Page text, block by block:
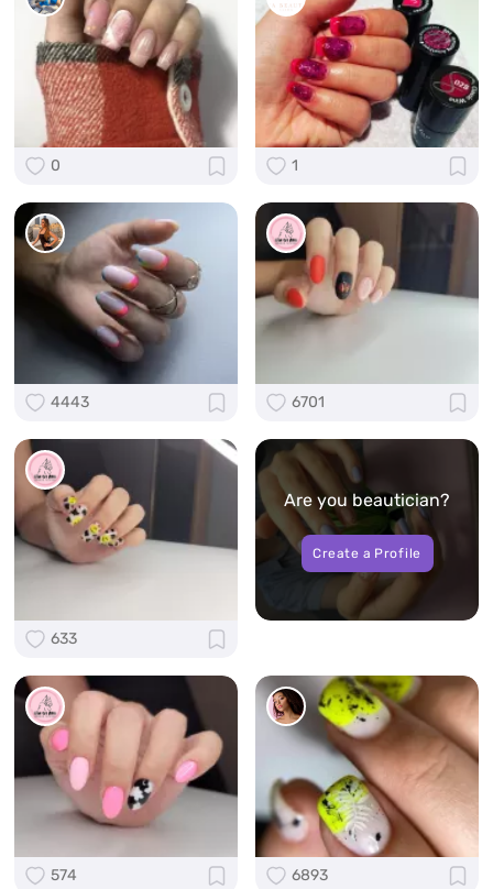
0 1
4443 6701
633
Are you beautician?
Create a Profile
574 6893